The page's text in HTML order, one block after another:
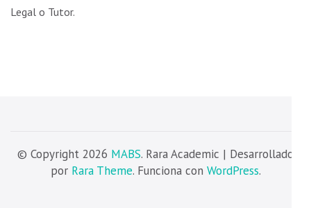
Legal o Tutor.
© Copyright 2026 MABS. Rara Academic | Desarrollado
por Rara Theme. Funciona con WordPress.